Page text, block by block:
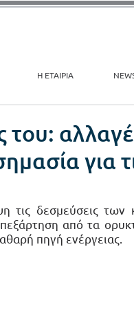
Η ΕΤΑΙΡΙΑ
του:
για
τις δεσμεύσεις των
από τα
πηγή ενέργειας.